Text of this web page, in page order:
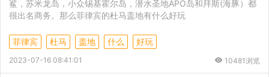
鲨，苏米龙岛，小众锡基霍尔岛，潜水圣地APO岛和拜斯(海豚）都
很出名商务。那么菲律宾的杜马盖地有什么好玩
菲律宾 杜马 盖地 什么 好玩
2023-07-16 08:41:01 10481浏览